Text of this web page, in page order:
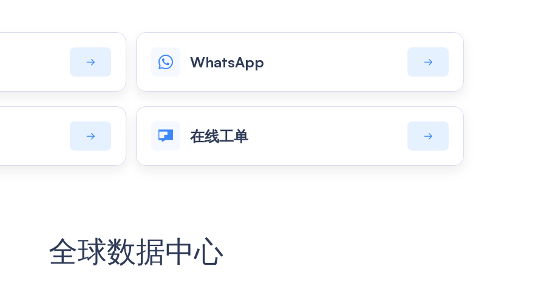
WhatsApp
在线工单
全球数据中心